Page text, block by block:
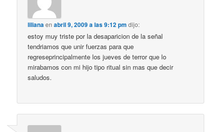
lilianaenabril 9, 2009 a las 9:12 pm dijo:
estoy muy triste por la desaparicion de la señal
tendriamos que unir fuerzas para que
regreseprincipalmente los jueves de terror que lo
mirabamos con mi hijo tipo ritual sin mas que decir
saludos.